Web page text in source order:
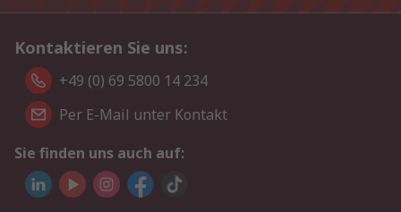
Kontaktieren Sie uns:
+49 (0) 69 5800 14 234
Per E-Mail unter Kontakt
Sie finden uns auch auf: